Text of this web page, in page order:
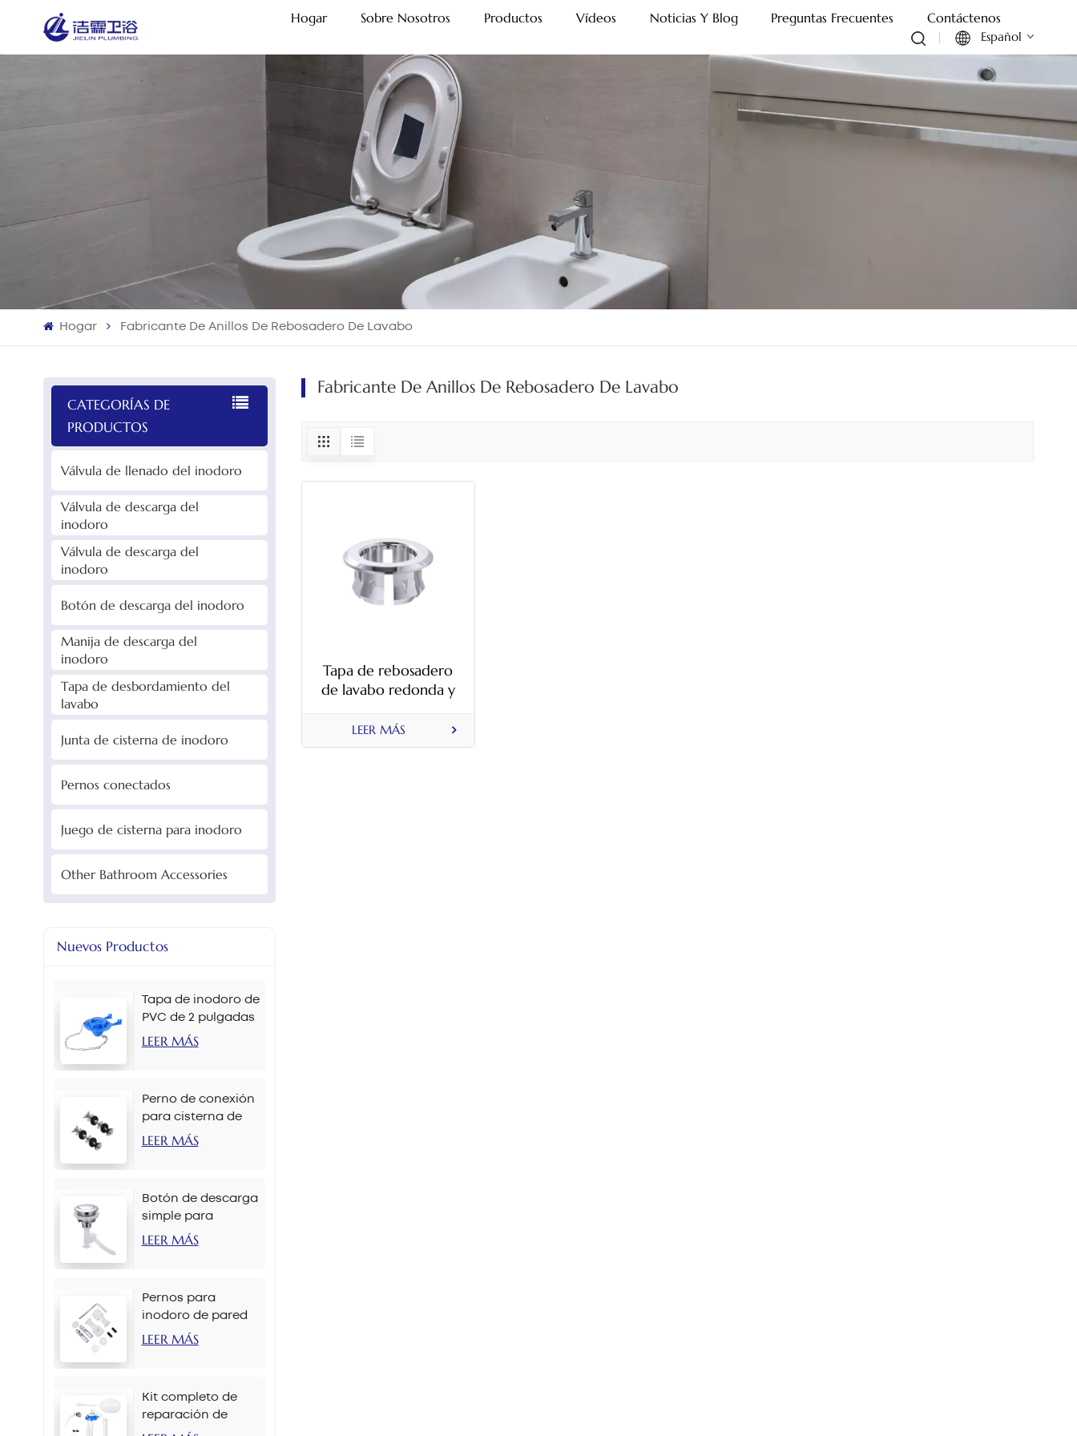
Hogar Sobre Nosotros Productos Vídeos Noticias Y Blog Preguntas Frecuentes Contáctenos
Español
Français
Hogar Fabricante De Anillos De Rebosadero De Lavabo
CATEGORÍAS DE
PRODUCTOS
Válvula de llenado del inodoro
Válvula de descarga del
inodoro
Válvula de descarga del
inodoro
Botón de descarga del inodoro
Manija de descarga del
inodoro
Tapa de desbordamiento del
lavabo
Junta de cisterna de inodoro
Pernos conectados
Juego de cisterna para inodoro
Other Bathroom Accessories
Nuevos Productos
Tapa de inodoro de
PVC de 2 pulgadas
en varios colores
LEER MÁS
Perno de conexión
para cisterna de
inodoro M6 x 90
LEER MÁS
Botón de descarga
simple para
inodoro de 38 mm
LEER MÁS
Pernos para
inodoro de pared
M12 x 70 mm
LEER MÁS
Kit completo de
reparación de
tanque de inodoro
Fabricante De Anillos De Rebosadero De Lavabo
Tapa de rebosadero
de lavabo redonda y
25 mm
LEER MÁS